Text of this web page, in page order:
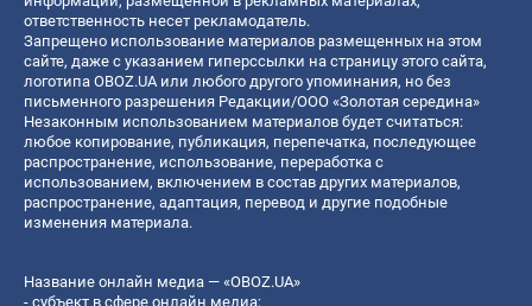
ответственность несет рекламодатель.
Запрещено использование материалов размещенных на этом
сайте, даже с указанием гиперссылки на страницу этого сайта,
логотипа OBOZ.UA или любого другого упоминания, но без
письменного разрешения Редакции/ООО «Золотая середина»
Незаконным использованием материалов будет считаться:
любое копирование, публикация, перепечатка, последующее
распространение, использование, переработка с
использованием, включением в состав других материалов,
распространение, адаптация, перевод и другие подобные
изменения материала.
Название онлайн медиа — «OBOZ.UA»
- субъект в сфере онлайн медиа;